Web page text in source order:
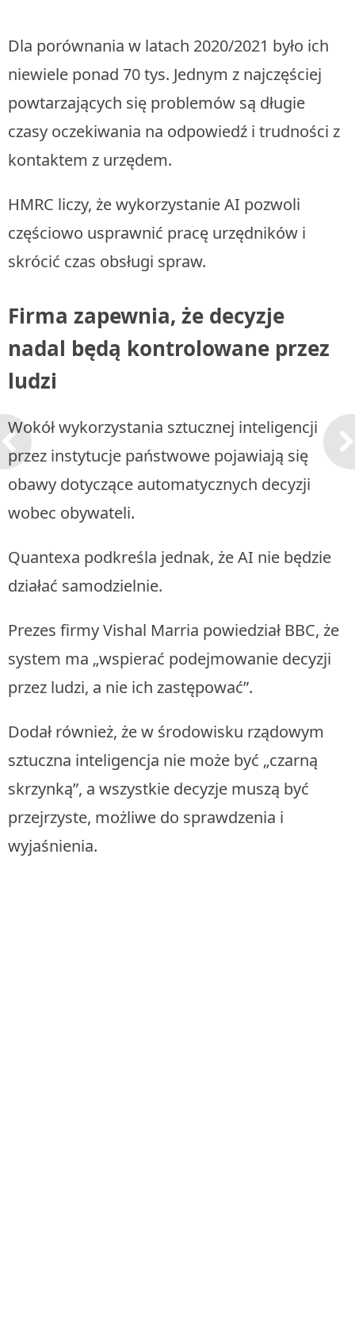
Dla porównania w latach 2020/2021 było ich
niewiele ponad 70 tys. Jednym z najczęściej
powtarzających się problemów są długie
czasy oczekiwania na odpowiedź i trudności z
kontaktem z urzędem.
HMRC liczy, że wykorzystanie AI pozwoli
częściowo usprawnić pracę urzędników i
skrócić czas obsługi spraw.
Firma zapewnia, że decyzje
nadal będą kontrolowane przez
ludzi
Wokół wykorzystania sztucznej inteligencji
przez instytucje państwowe pojawiają się
obawy dotyczące automatycznych decyzji
wobec obywateli.
Quantexa podkreśla jednak, że AI nie będzie
działać samodzielnie.
Prezes firmy Vishal Marria powiedział BBC, że
system ma „wspierać podejmowanie decyzji
przez ludzi, a nie ich zastępować”.
Dodał również, że w środowisku rządowym
sztuczna inteligencja nie może być „czarną
skrzynką”, a wszystkie decyzje muszą być
przejrzyste, możliwe do sprawdzenia i
wyjaśnienia.